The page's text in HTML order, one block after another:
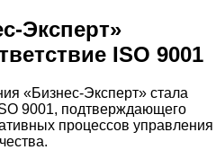
Эксперт»
ISO 9001
«Бизнес-Эксперт» стала
9001, подтверждающего
процессов управления